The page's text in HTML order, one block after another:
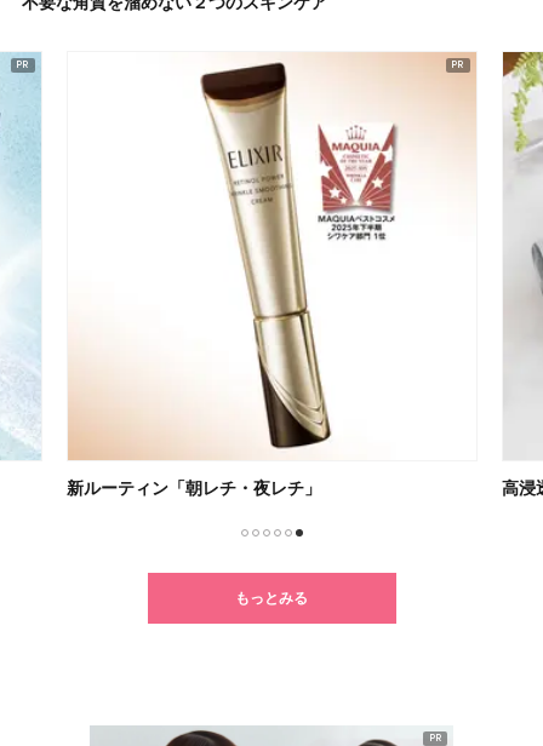
新ルーティン「朝レチ・夜レチ」 高浸
もっとみる
PR